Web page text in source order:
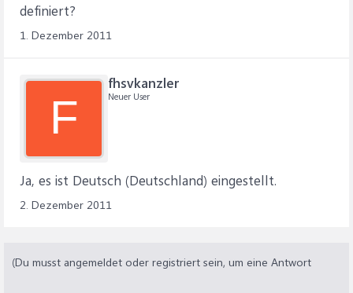
definiert?
1. Dezember 2011
F
fhsvkanzler
Neuer User
Ja, es ist Deutsch (Deutschland) eingestellt.
2. Dezember 2011
(Du musst angemeldet oder registriert sein, um eine Antwort